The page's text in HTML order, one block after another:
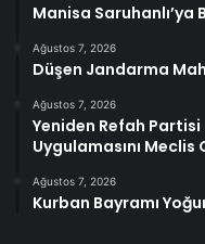
Manisa Saruhanlı’ya
Ağustos 7, 2026
Düşen Jandarma
Ağustos 7, 2026
Yeniden Refah
Uygulamasını Meclis
Ağustos 7, 2026
Kurban Bayramı